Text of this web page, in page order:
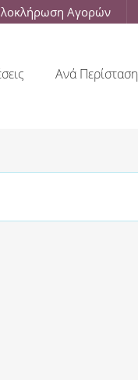
Αγορών
Ανά Περίσταση